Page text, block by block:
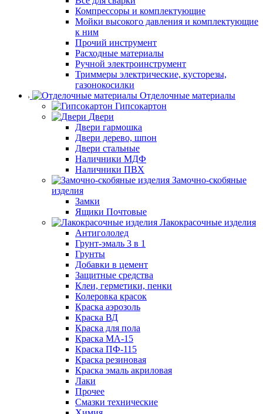
Компрессоры и комплектующие
Мойки высокого давления и комплектующие
к ним
Прочий инструмент
Расходные материалы
Ручной электроинструмент
Триммеры электрические, кусторезы,
газонокосилки
Отделочные материалы
Гипсокартон
Двери
Двери гармошка
Двери дерево, шпон
Двери стальные
Наличники МДФ
Наличники ПВХ
Замочно-скобяные
изделия
Замки
Ящики Почтовые
Лакокрасочные изделия
Антигололед
Грунт-эмаль 3 в 1
Грунты
Добавки в цемент
Защитные средства
Клеи, герметики, пенки
Колеровка красок
Краска аэрозоль
Краска ВД
Краска для пола
Краска МА-15
Краска ПФ-115
Краска резиновая
Краска эмаль акриловая
Лаки
Прочее
Смазки технические